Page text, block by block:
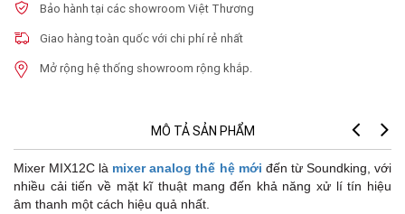
Bảo hành tại các showroom Việt Thương
Giao hàng toàn quốc với chi phí rẻ nhất
Mở rộng hệ thống showroom rộng khắp.
MÔ TẢ SẢN PHẨM
Mixer MIX12C là mixer analog thế hệ mới đến từ Soundking, với
nhiều cải tiến về mặt kĩ thuật mang đến khả năng xử lí tín hiệu
âm thanh một cách hiệu quả nhất.